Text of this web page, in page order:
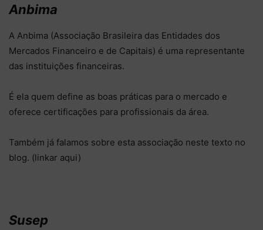
Anbima
A Anbima (Associação Brasileira das Entidades dos
Mercados Financeiro e de Capitais) é uma representante
das instituições financeiras.
É ela quem define as boas práticas para o mercado e
oferece certificações para profissionais da área.
Também já falamos sobre esta associação neste texto no
blog. (linkar aqui)
Susep